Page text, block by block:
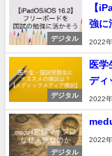
デジタル
【
強に
2022
デジタル
医学
ディ
2022
デジタル
2022